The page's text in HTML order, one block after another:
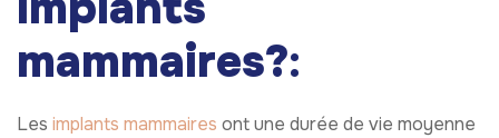
mammaires?:
Les implants mammaires ont une durée de vie moyenne